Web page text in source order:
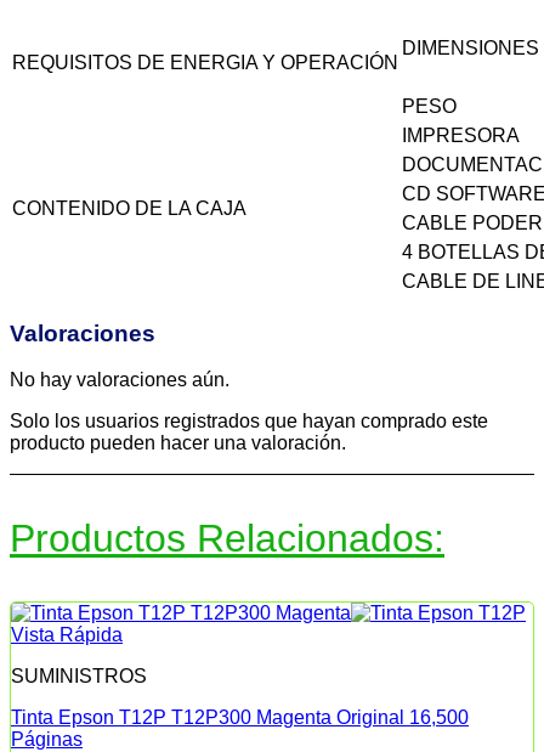
REQUISITOS DE ENERGIA Y OPERACIÓN
PESO
CONTENIDO DE LA CAJA
IMPRESORA
CD
CABLE PODER
4 BOTELLAS
CABLE DE
Valoraciones
No hay valoraciones aún.
Solo los usuarios registrados que hayan comprado este
producto pueden hacer una valoración.
Productos Relacionados:
Vista Rápida
SUMINISTROS
Tinta Epson T12P T12P300 Magenta Original 16,500
Páginas